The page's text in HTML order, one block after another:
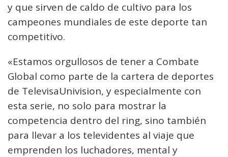
y que sirven de caldo de cultivo para los
campeones mundiales de este deporte tan
competitivo.
«Estamos orgullosos de tener a Combate
Global como parte de la cartera de deportes
de TelevisaUnivision, y especialmente con
esta serie, no solo para mostrar la
competencia dentro del ring, sino también
para llevar a los televidentes al viaje que
emprenden los luchadores, mental y